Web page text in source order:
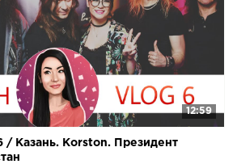
12:59
/ Казань. Korston. Президент